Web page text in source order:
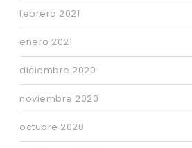
febrero 2021
enero 2021
diciembre 2020
noviembre 2020
octubre 2020